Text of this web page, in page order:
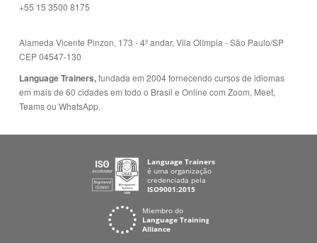
+55 15 3500 8175
Alameda Vicente Pinzon, 173 - 4º andar, Vila Olímpia - São Paulo/SP
CEP 04547-130
Language Trainers,fundada em 2004 fornecendo cursos de idiomas
em mais de 60 cidades em todo o Brasil e Online com Zoom, Meet,
Teams ou WhatsApp.